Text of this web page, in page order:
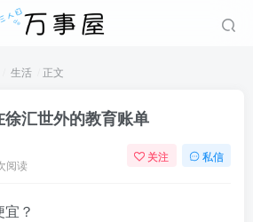
生活 正文
汇世外的教育账单
阅读
关注 私信
？